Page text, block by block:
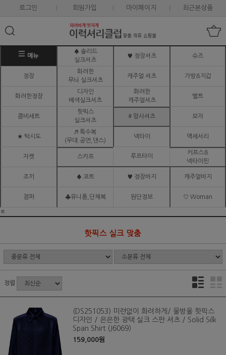
로그인 회원가입 마이페이지 최근본상품
메뉴
♠ 솔리드
실크셔츠
♥ 정장셔츠 슈즈
정장
화려한
무늬 실크셔츠
캐주얼 셔츠 가방&지갑
화려한정장
디자인
배색실크셔츠
화려한
캐주얼셔츠
벨트
콤비세트
핫픽스
실크셔츠
# 망사셔츠 모자
★ 턱시도
♬ 특수복
(무대.공연,댄스)
넥타이 액세서리
자켓 스카프 루프타이
커프스&
넥타이핀
조끼 ♠ 코트 ♥ 정장바지 캐주얼바지
점퍼 ♣유니폼,단체복 원단정보 ♡ Woman
ㅌ
핫픽스 실크 맞춤
정렬
(DS251053) 미련없이 화려하게/ 물방울 핫픽스
디자인 / 은은한 광택 실크 스판 셔츠 / Solid Silk
Span Shirt (J6069)
159,000원